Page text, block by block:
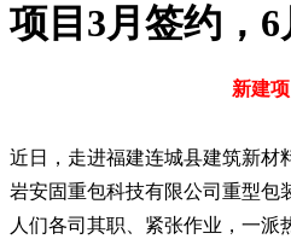
项目3月签约，
新建项
近日，走进福建连城县建筑新
岩安固重包科技有限公司重型包
人们各司其职、紧张作业，一派